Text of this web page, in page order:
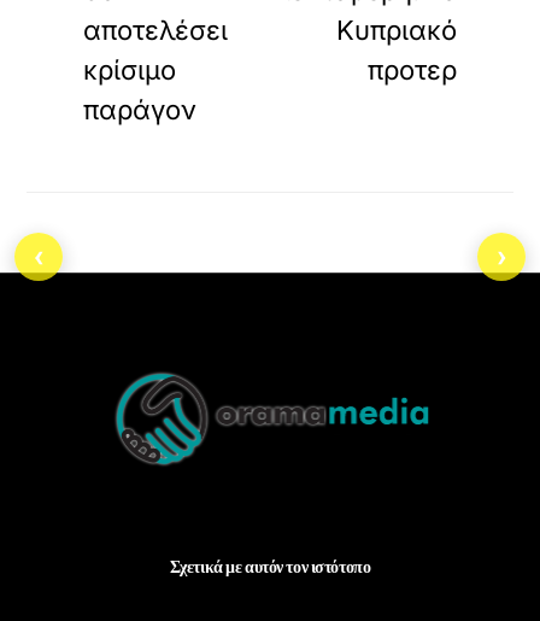
αποτελέσει
κρίσιμο
παράγον
Κυπριακό
προτερ
Top
Σχετικά με αυτόν τον ιστότοπο
‹ ›